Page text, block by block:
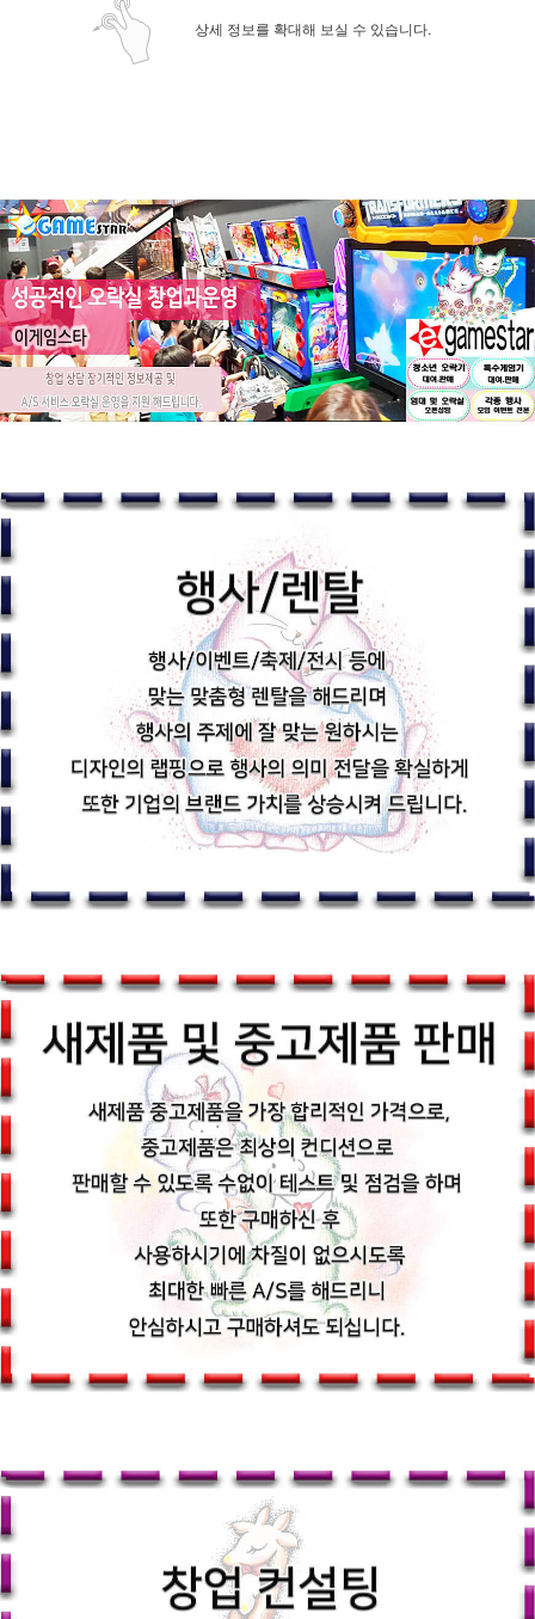
상세 정보를 확대해 보실 수 있습니다.